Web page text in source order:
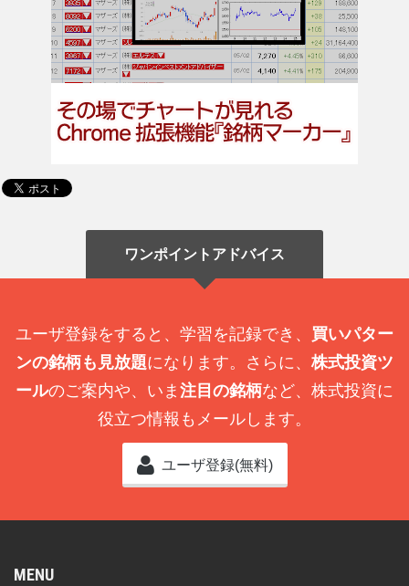
ワンポイントアドバイス
ユーザ登録をすると、学習を記録でき、 買いパター
ンの銘柄も見放題になります。さらに、 株式投資ツ
ールのご案内や、いま 注目の銘柄など、株式投資に
役立つ情報もメールします。
ユーザ登録(無料)
MENU